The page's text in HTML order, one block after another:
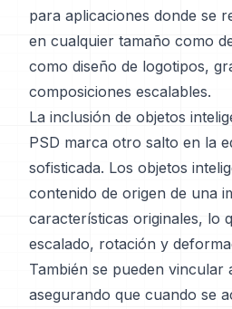
para aplicaciones donde se
en cualquier tamaño como
como diseño de logotipos,
composiciones escalables.
La inclusión de objetos
PSD marca otro salto en la
sofisticada. Los objetos
contenido de origen de una
características originales, lo
escalado, rotación y
También se pueden vincular
asegurando que cuando se